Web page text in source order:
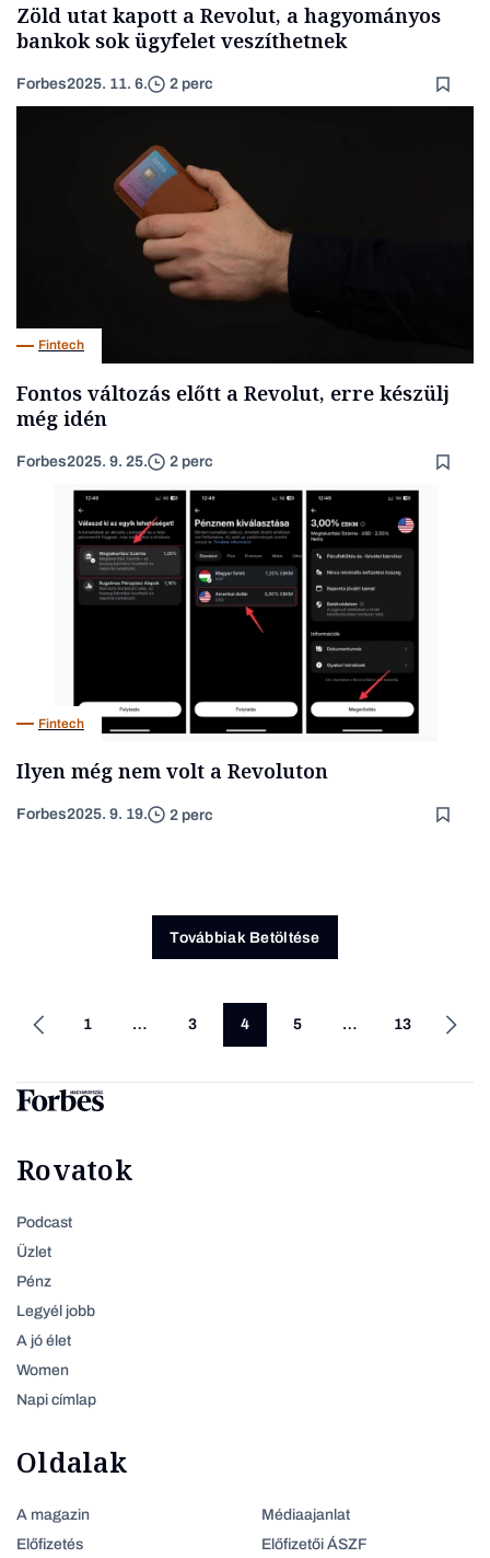
Zöld utat kapott a Revolut, a hagyományos
bankok sok ügyfelet veszíthetnek
Forbes2025. 11. 6. 2 perc
Fintech
Fontos változás előtt a Revolut, erre készülj
még idén
Forbes2025. 9. 25. 2 perc
Fintech
Ilyen még nem volt a Revoluton
Forbes2025. 9. 19. 2 perc
Továbbiak Betöltése
1 … 3 4 5 … 13
Rovatok
Podcast
Üzlet
Pénz
Legyél jobb
A jó élet
Women
Napi címlap
Oldalak
A magazin
Előfizetés
Médiaajanlat
Előfizetői ÁSZF